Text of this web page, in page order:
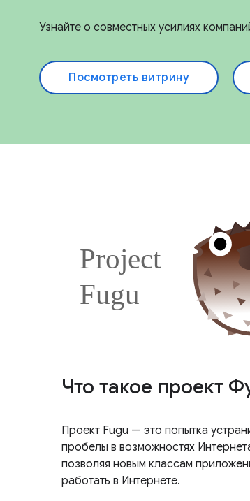
Узнайте о совместных усилиях
Посмотреть витрину
Что такое проект
Проект Fugu — это попытка
пробелы в возможностях
позволяя новым классам
работать в Интернете.